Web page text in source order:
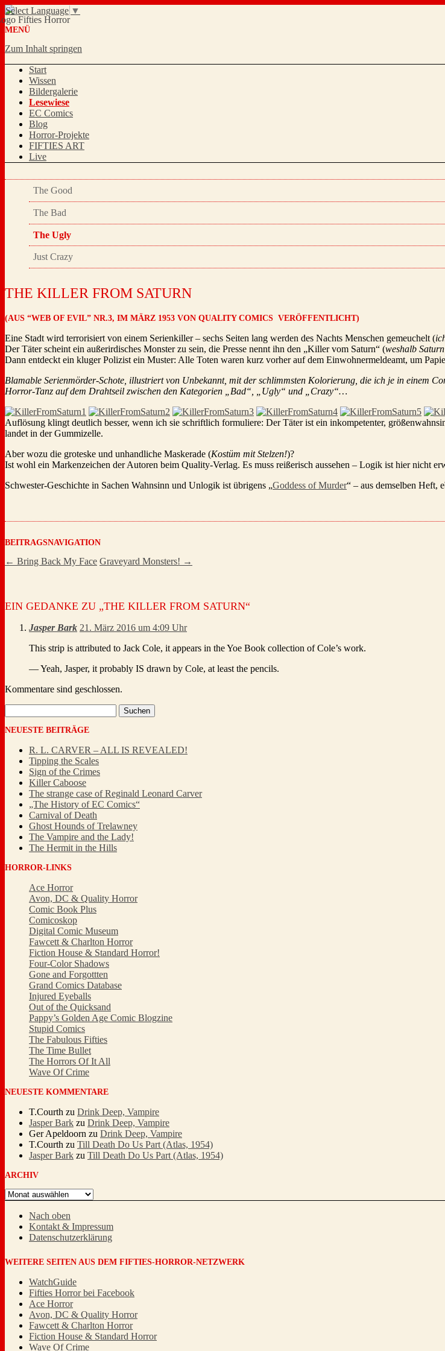
MENÜ
Zum Inhalt springen
Start
Wissen
Bildergalerie
Lesewiese
EC Comics
Blog
Horror-Projekte
FIFTIES ART
Live
Select Language ▼
The Good
The Bad
The Ugly
Just Crazy
THE KILLER FROM SATURN
(AUS “WEB OF EVIL” NR.3, IM MÄRZ 1953 VON QUALITY COMICS VERÖFFENTLICHT)
Eine Stadt wird terrorisiert von einem Serienkiller – sechs Seiten lang werden des Nachts Menschen gemeuchelt (
Der Täter scheint ein außerirdisches Monster zu sein, die Presse nennt ihn den „Killer vom Saturn“ (weshalb
Dann entdeckt ein kluger Polizist ein Muster: Alle Toten waren kurz vorher auf dem Einwohnermeldeamt, um
Blamable Serienmörder-Schote, illustriert von Unbekannt, mit der schlimmsten Kolorierung, die ich je in einem
Horror-Tanz auf dem Drahtseil zwischen den Kategorien „Bad“, „Ugly“ und „Crazy“…
Auflösung klingt deutlich besser, wenn ich sie schriftlich formuliere: Der Täter ist ein inkompetenter,
landet in der Gummizelle.
Aber wozu die groteske und unhandliche Maskerade (Kostüm mit Stelzen!)?
Ist wohl ein Markenzeichen der Autoren beim Quality-Verlag. Es muss reißerisch aussehen – Logik ist hier nicht
Schwester-Geschichte in Sachen Wahnsinn und Unlogik ist übrigens „Goddess of Murder“ – aus demselben
BEITRAGSNAVIGATION
← Bring Back My Face Graveyard Monsters! →
EIN GEDANKE ZU „THE KILLER FROM SATURN“
Jasper Bark 21. März 2016 um 4:09 Uhr
This strip is attributed to Jack Cole, it appears in the Yoe Book collection of Cole’s work.
— Yeah, Jasper, it probably IS drawn by Cole, at least the pencils.
Kommentare sind geschlossen.
nach:
NEUESTE BEITRÄGE
R. L. CARVER – ALL IS REVEALED!
Tipping the Scales
Sign of the Crimes
Killer Caboose
The strange case of Reginald Leonard Carver
„The History of EC Comics“
Carnival of Death
Ghost Hounds of Trelawney
The Vampire and the Lady!
The Hermit in the Hills
HORROR-LINKS
Ace Horror
Avon, DC & Quality Horror
Comic Book Plus
Comicoskop
Digital Comic Museum
Fawcett & Charlton Horror
Fiction House & Standard Horror!
Four-Color Shadows
Gone and Forgottten
Grand Comics Database
Injured Eyeballs
Out of the Quicksand
Pappy’s Golden Age Comic Blogzine
Stupid Comics
The Fabulous Fifties
The Time Bullet
The Horrors Of It All
Wave Of Crime
NEUESTE KOMMENTARE
T.Courth zu Drink Deep, Vampire
Jasper Bark zu Drink Deep, Vampire
Ger Apeldoorn zu Drink Deep, Vampire
T.Courth zu Till Death Do Us Part (Atlas, 1954)
Jasper Bark zu Till Death Do Us Part (Atlas, 1954)
ARCHIV
Archiv
Nach oben
Kontakt & Impressum
Datenschutzerklärung
WEITERE SEITEN AUS DEM FIFTIES-HORROR-NETZWERK
WatchGuide
Fifties Horror bei Facebook
Ace Horror
Avon, DC & Quality Horror
Fawcett & Charlton Horror
Fiction House & Standard Horror
Wave Of Crime